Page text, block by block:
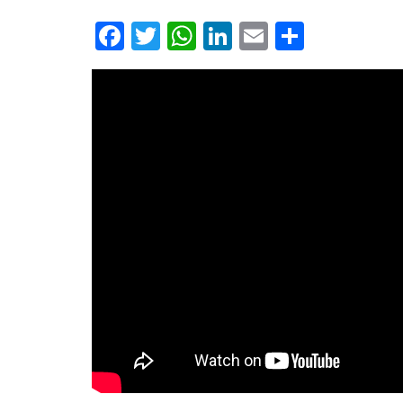
Facebook
Twitter
WhatsApp
LinkedIn
Email